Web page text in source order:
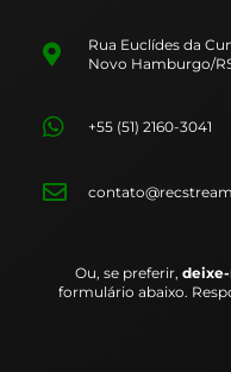
Rua Euclídes da
Novo Hamburgo/
+55 (51) 2160-3041
Ou, se preferir,
formulário abaixo.